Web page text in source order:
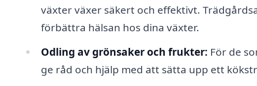
växter växer säkert och effektivt.
förbättra hälsan hos dina växter.
Odling av grönsaker och frukter: För de
ge råd och hjälp med att sätta upp ett